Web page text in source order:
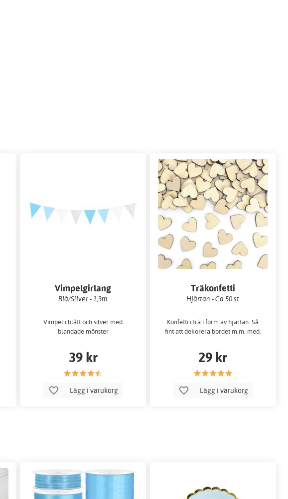
Vimpelgirlang
Blå/Silver - 1,3m
Vimpel i blått och silver med
blandade mönster
39 kr
Lägg i varukorg
Träkonfetti
Hjärtan - Ca 50 st
Konfetti i trä i form av hjärtan. Så
fint att dekorera bordet m.m. med.
29 kr
Lägg i varukorg